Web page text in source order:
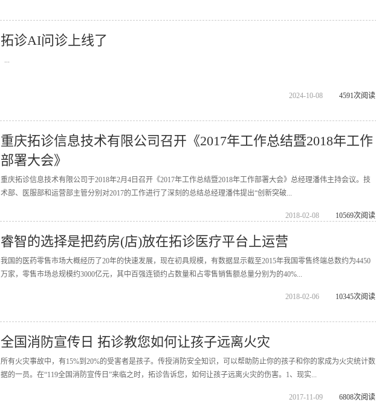
拓诊AI问诊上线了
...
2024-10-08 4591次阅读
重庆拓诊信息技术有限公司召开《2017年工作总结暨2018年工作
部署大会》
重庆拓诊信息技术有限公司于2018年2月4日召开《2017年工作总结暨2018年工作部署大会》总经理潘伟主持会议。技
术部、医服部和运营部主管分别对2017的工作进行了深刻的总结总经理潘伟提出“创新突破...
2018-02-08 10569次阅读
睿智的选择是把药房(店)放在拓诊医疗平台上运营
我国的医药零售市场大概经历了20年的快速发展，现在初具规模，有数据显示截至2015年我国零售终端总数约为4450
万家，零售市场总规模约3000亿元，其中百强连锁约占数量和占零售销售额总量分别为的40%...
2018-02-06 10345次阅读
全国消防宣传日 拓诊教您如何让孩子远离火灾
所有火灾事故中，有15%到20%的受害者是孩子。传授消防安全知识，可以帮助防止你的孩子和你的家成为火灾统计数
据的一员。在“119全国消防宣传日”来临之时，拓诊告诉您，如何让孩子远离火灾的伤害。1、现实...
2017-11-09 6808次阅读